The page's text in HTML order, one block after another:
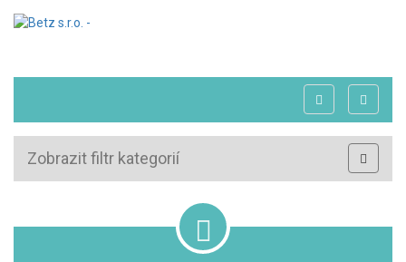
Zobrazit filtr kategorií